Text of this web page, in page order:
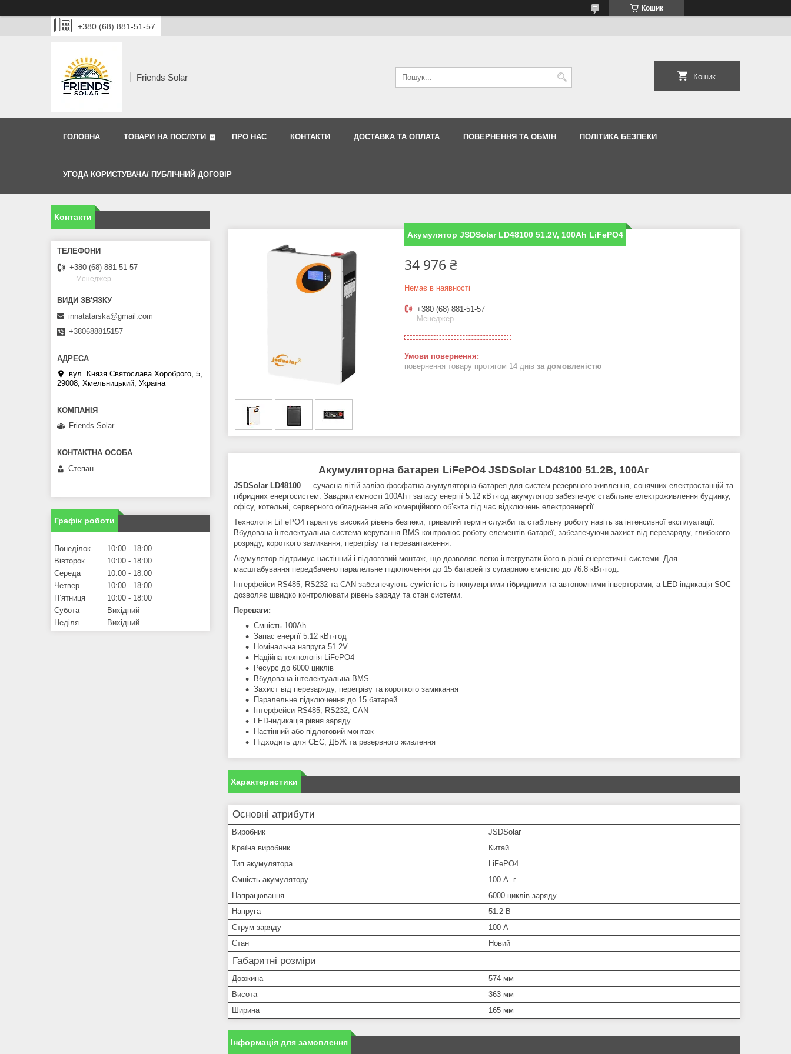
Кошик
+380 (68) 881-51-57
Friends Solar Кошик
ГОЛОВНА ТОВАРИ НА ПОСЛУГИ ПРО НАС КОНТАКТИ ДОСТАВКА ТА ОПЛАТА ПОВЕРНЕННЯ ТА ОБМІН ПОЛІТИКА БЕЗПЕКИ
УГОДА КОРИСТУВАЧА/ ПУБЛІЧНИЙ ДОГОВІР
Акумулятор JSDSolar LD48100 51.2V, 100Ah LiFePO4
34 976 ₴
Немає в наявності
+380 (68) 881-51-57
Менеджер
повернення товару протягом 14 днів за домовленістю
Акумуляторна батарея LiFePO4 JSDSolar LD48100 51.2В, 100Аг
JSDSolar LD48100 — сучасна літій-залізо-фосфатна акумуляторна батарея для систем резервного живлення, сонячних електростанцій та
гібридних енергосистем. Завдяки ємності 100Ah і запасу енергії 5.12 кВт·год акумулятор забезпечує стабільне електроживлення будинку,
офісу, котельні, серверного обладнання або комерційного об’єкта під час відключень електроенергії.
Технологія LiFePO4 гарантує високий рівень безпеки, тривалий термін служби та стабільну роботу навіть за інтенсивної експлуатації.
Вбудована інтелектуальна система керування BMS контролює роботу елементів батареї, забезпечуючи захист від перезаряду, глибокого
розряду, короткого замикання, перегріву та перевантаження.
Акумулятор підтримує настінний і підлоговий монтаж, що дозволяє легко інтегрувати його в різні енергетичні системи. Для
масштабування передбачено паралельне підключення до 15 батарей із сумарною ємністю до 76.8 кВт·год.
Інтерфейси RS485, RS232 та CAN забезпечують сумісність із популярними гібридними та автономними інверторами, а LED-індикація SOC
дозволяє швидко контролювати рівень заряду та стан системи.
Переваги:
Ємність 100Ah
Запас енергії 5.12 кВт·год
Номінальна напруга 51.2V
Надійна технологія LiFePO4
Ресурс до 6000 циклів
Вбудована інтелектуальна BMS
Захист від перезаряду, перегріву та короткого замикання
Паралельне підключення до 15 батарей
Інтерфейси RS485, RS232, CAN
LED-індикація рівня заряду
Настінний або підлоговий монтаж
Підходить для СЕС, ДБЖ та резервного живлення
Характеристики
Основні атрибути
Виробник
JSDSolar
Країна виробник
Китай
Тип акумулятора
LiFePO4
Ємність акумулятору
100 А. г
Напрацювання
6000 циклів заряду
Напруга
51.2 В
Струм заряду
100 А
Стан
Новий
Габаритні розміри
Довжина
574 мм
Висота
363 мм
Ширина
165 мм
Інформація для замовлення
Контакти
+380 (68) 881-51-57
Менеджер
innatatarska@gmail.com
+380688815157
вул. Князя Святослава Хороброго, 5,
29008, Хмельницький, Україна
Friends Solar
Степан
Графік роботи
Понеділок 10:00
18:00
Вівторок
10:00
18:00
Середа
10:00
18:00
Четвер
10:00
18:00
Пʼятниця
10:00
18:00
Субота
Вихідний
Неділя
Вихідний